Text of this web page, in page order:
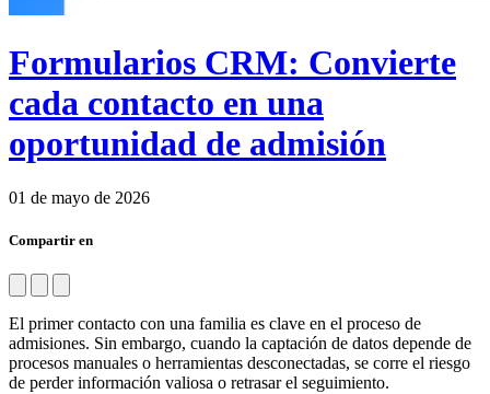
Formularios CRM: Convierte
cada contacto en una
oportunidad de admisión
01 de mayo de 2026
Compartir en
El primer contacto con una familia es clave en el proceso de
admisiones. Sin embargo, cuando la captación de datos depende de
procesos manuales o herramientas desconectadas, se corre el riesgo
de perder información valiosa o retrasar el seguimiento.